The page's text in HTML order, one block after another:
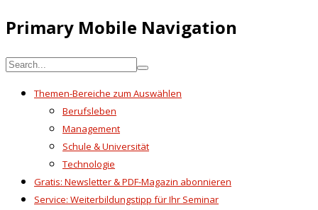
Primary Mobile Navigation
Themen-Bereiche zum Auswählen
Berufsleben
Management
Schule & Universität
Technologie
Gratis: Newsletter & PDF-Magazin abonnieren
Service: Weiterbildungstipp für Ihr Seminar